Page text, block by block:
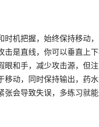
时机把握，始终保持移动
击是直线，你可以垂直上
眼和手，减少攻击源，但
移动，同时保持输出，药
会导致失误，多练习就能